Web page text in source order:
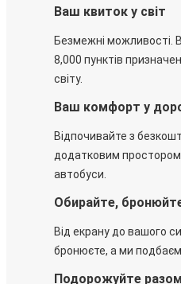
Ваш квиток у світ
Безмежні можливості.
8,000 пунктів
світу.
Ваш комфорт у
Відпочивайте з
додатковим простором
автобуси.
Обирайте,
Від екрану до вашого
бронюєте, а ми
Подорожуйте разом